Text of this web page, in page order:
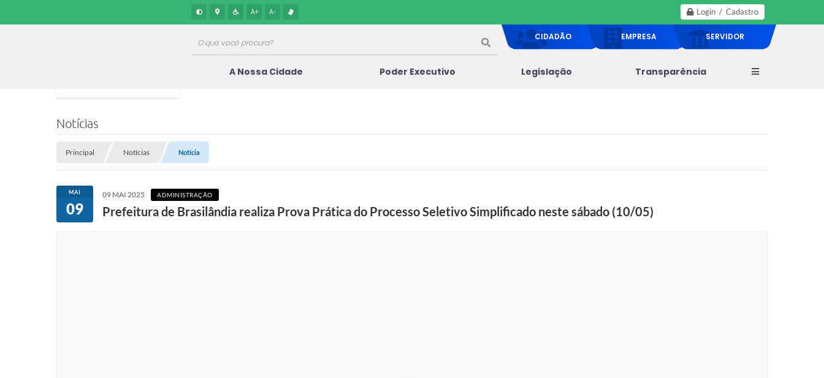
Login / Cadastro
A+ A-
CIDADÃO EMPRESA SERVIDOR
A Nossa Cidade Poder Executivo Legislação Transparência
Notícias
Principal Notícias Notícia
MAI
09
09 MAI 2025 ADMINISTRAÇÃO
Prefeitura de Brasilândia realiza Prova Prática do Processo Seletivo Simplificado neste sábado (10/05)